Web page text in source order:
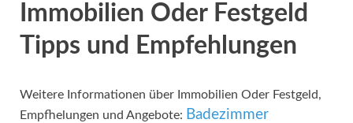
Immobilien Oder Festgeld
Tipps und Empfehlungen
Weitere Informationen über Immobilien Oder Festgeld,
Empfhelungen und Angebote: Badezimmer